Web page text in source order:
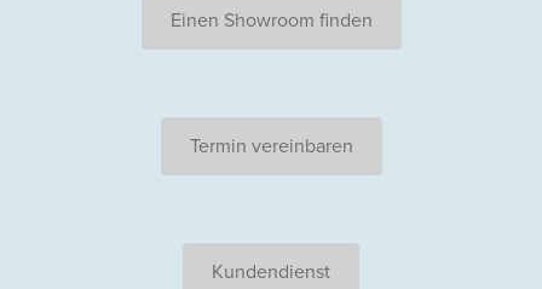
Einen Showroom finden
Termin vereinbaren
Kundendienst